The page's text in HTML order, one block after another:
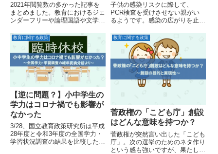
2021年閲覧数の多かった記事を
まとめました。教育におけるジェ
ンダーフリーや論理国語や文学国
が注目されていたようです。
子供の感染リスクに際して、
PCR検査を受けさせない親がい
るようです。感染の広がりを止め
と思います。どのような理由で検
査を受けさせないのかなど、対応
を考えてみました。
教育に関する政策
【逆に問題？】小中学生の
学力はコロナ禍でも影響が
なかった
3/28、国立教育政策研究所は平成
28年度と令和3年度の全国学力・
学習状況調査の結果を比較した
教育に関する政策
菅政権の「こども庁」創設
はどんな意味を持つか？
菅政権が突然言い出した「こども
庁」。次の選挙のためのネタ作り
という感も強いですが、果たして